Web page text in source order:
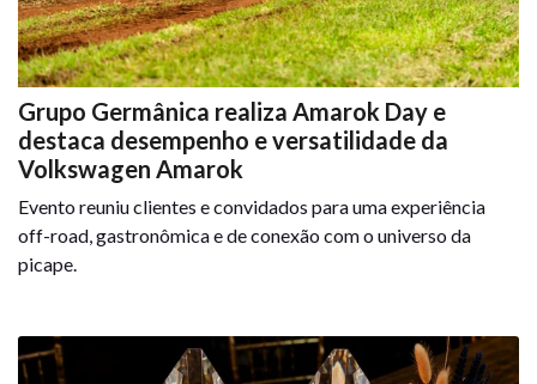
Grupo Germânica realiza Amarok Day e
destaca desempenho e versatilidade da
Volkswagen Amarok
Evento reuniu clientes e convidados para uma experiência
off-road, gastronômica e de conexão com o universo da
picape.